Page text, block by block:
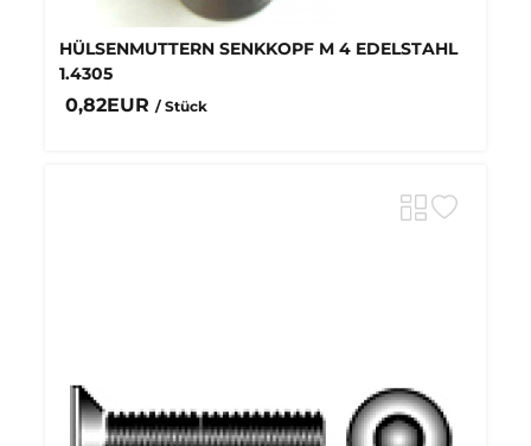
HÜLSENMUTTERN SENKKOPF M 4 EDELSTAHL
1.4305
0,82EUR / Stück